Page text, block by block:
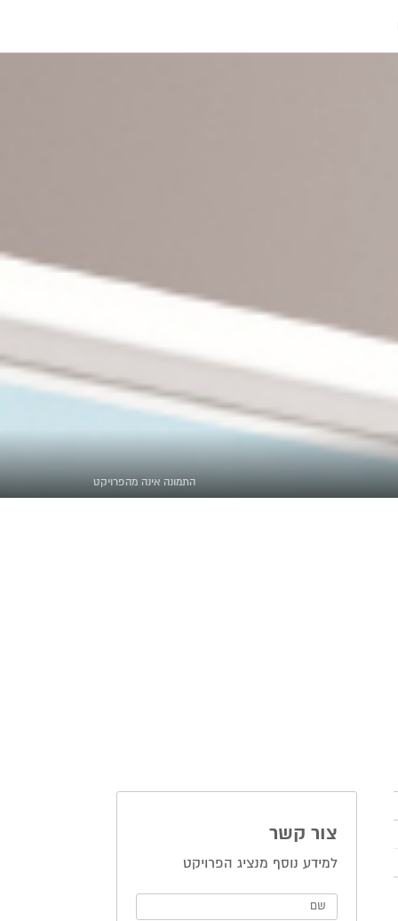
התמונה אינה מהפרויקט
צור קשר
למידע נוסף מנציג הפרויקט